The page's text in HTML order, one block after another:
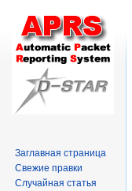
Заглавная страница
Свежие правки
Случайная статья